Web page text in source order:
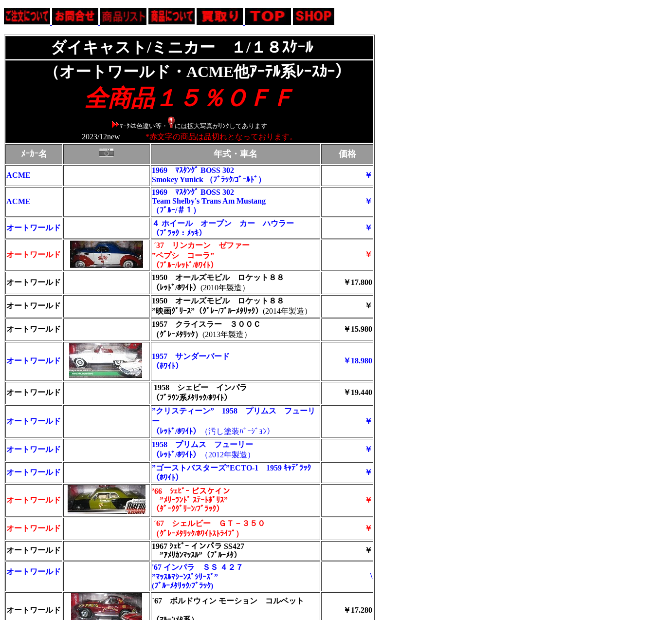
ダイキャスト/ミニカー １/１８ｽｹｰﾙ
（オートワールド・ACME他ｱｰﾃﾙ系ﾚｰｽｶｰ）
全商品１５％ＯＦＦ
ﾏｰｸは色違い等・ には拡大写真がﾘﾝｸしてあります
2023/12new*赤文字の商品は品切れとなっております。
ﾒｰｶｰ名 年式・車名 価格
ACME
1969 ﾏｽﾀﾝｸﾞ BOSS 302
Smokey Yunick （ﾌﾞﾗｯｸ/ｺﾞｰﾙﾄﾞ）
￥
ACME
1969 ﾏｽﾀﾝｸﾞ BOSS 302
Team Shelby's Trans Am Mustang
（ﾌﾞﾙｰ/＃１）
￥
オートワールド
４ ホイール オープン カー ハウラー
（ﾌﾞﾗｯｸ：ﾒｯｷ）
￥
オートワールド
´37 リンカーン ゼファー
”ペプシ コーラ”
（ﾌﾞﾙｰ/ﾚｯﾄﾞ/ﾎﾜｲﾄ）
￥
オートワールド
1950 オールズモビル ロケット８８
（ﾚｯﾄﾞ/ﾎﾜｲﾄ） (2010年製造）
￥17.800
オートワールド
1950 オールズモビル ロケット８８
”映画ｸﾞﾘｰｽ”（ｸﾞﾚｰ/ﾌﾞﾙｰﾒﾀﾘｯｸ） (2014年製造）
￥
オートワールド
1957 クライスラー ３００Ｃ
（ｸﾞﾚｰﾒﾀﾘｯｸ） (2013年製造）
￥15.980
オートワールド
1957 サンダーバード
（ﾎﾜｲﾄ）
￥18.980
オートワールド
1958 シェビー インパラ
（ﾌﾞﾗｳﾝ系ﾒﾀﾘｯｸ/ﾎﾜｲﾄ）
￥19.440
オートワールド
”クリスティーン” 1958 プリムス フューリ
ー
（ﾚｯﾄﾞ/ﾎﾜｲﾄ）
（汚し塗装ﾊﾞｰｼﾞｮﾝ）
￥
オートワールド
1958 プリムス フューリー
（ﾚｯﾄﾞ/ﾎﾜｲﾄ）
（2012年製造）
￥
オートワールド
”ゴーストバスターズ”ECTO-1 1959 ｷｬﾃﾞﾗｯｸ
（ﾎﾜｲﾄ）
￥
オートワールド
’66 ｼｪﾋﾞｰ ビスケイン
”ﾒﾘｰﾗﾝﾄﾞ ｽﾃｰﾄﾎﾟﾘｽ”
（ﾀﾞｰｸｸﾞﾘｰﾝ/ﾌﾞﾗｯｸ）
￥
オートワールド
´67 シェルビー ＧＴ－３５０
（ｸﾞﾚｰﾒﾀﾘｯｸ/ﾎﾜｲﾄｽﾄﾗｲﾌﾟ）
￥
オートワールド
1967 ｼｪﾋﾞｰ インパラ SS427
”ｱﾒﾘｶﾝﾏｯｽﾙ”（ﾌﾞﾙｰﾒﾀ）
￥
オートワールド
'67 インパラ ＳＳ ４２７
”ﾏｯｽﾙﾏｼｰﾝｽﾞｼﾘｰｽﾞ”
(ﾌﾞﾙｰﾒﾀﾘｯｸ/ﾌﾞﾗｯｸ)
\
オートワールド
´67 ボルドウィン モーション コルベット
￥17.280